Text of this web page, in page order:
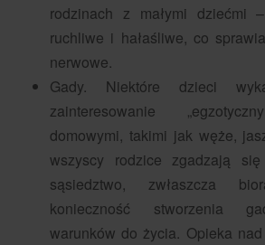
rodzinach z małymi dziećmi
ruchliwe i hałaśliwe, co
nerwowe.
Gady. Niektóre dzieci
zainteresowanie
domowymi, takimi jak węże,
wszyscy rodzice zgadzają
sąsiedztwo, zwłaszcza
konieczność stworzenia
warunków do życia. Opieka